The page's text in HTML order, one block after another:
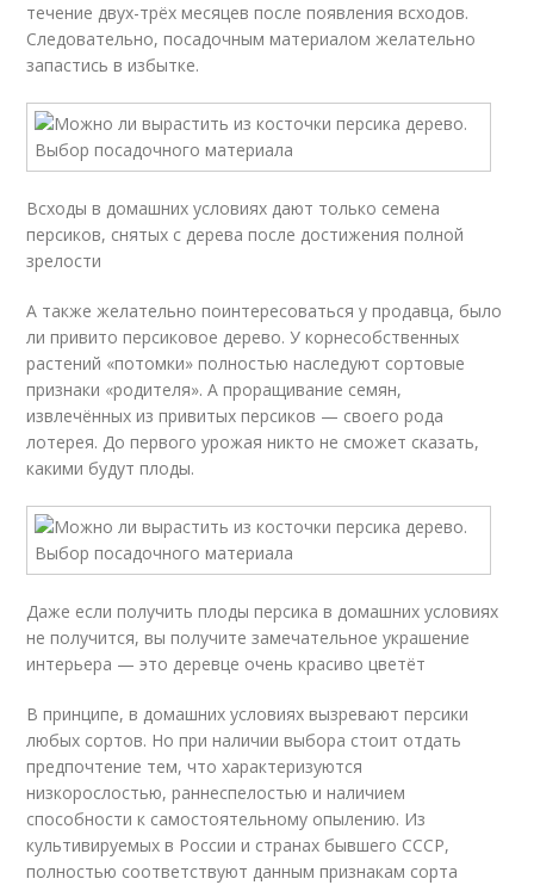
течение двух-трёх месяцев после появления всходов.
Следовательно, посадочным материалом желательно
запастись в избытке.
Всходы в домашних условиях дают только семена
персиков, снятых с дерева после достижения полной
зрелости
А также желательно поинтересоваться у продавца, было
ли привито персиковое дерево. У корнесобственных
растений «потомки» полностью наследуют сортовые
признаки «родителя». А проращивание семян,
извлечённых из привитых персиков — своего рода
лотерея. До первого урожая никто не сможет сказать,
какими будут плоды.
Даже если получить плоды персика в домашних условиях
не получится, вы получите замечательное украшение
интерьера — это деревце очень красиво цветёт
В принципе, в домашних условиях вызревают персики
любых сортов. Но при наличии выбора стоит отдать
предпочтение тем, что характеризуются
низкорослостью, раннеспелостью и наличием
способности к самостоятельному опылению. Из
культивируемых в России и странах бывшего СССР,
полностью соответствуют данным признакам сорта